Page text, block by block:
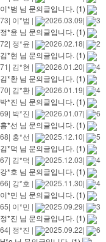
이*범 님 문의글입니다. (1)
73| 이*범 | 2026.03.09|
3
정*윤 님 문의글입니다. (1)
72| 정*윤 | 2026.02.18|
2
김*현 님 문의글입니다. (1)
71| 김*현 | 2026.01.20|
4
김*환 님 문의글입니다. (1)
70| 김*환 | 2026.01.19|
4
박*진 님 문의글입니다. (1)
69| 박*진 | 2026.01.07|
6
홍*선 님 문의글입니다. (1)
68| 홍*선 | 2025.12.10|
5
김*덕 님 문의글입니다. (1)
67| 김*덕 | 2025.12.03|
4
강*호 님 문의글입니다. (1)
66| 강*호 | 2025.11.30|
4
이*민 님 문의글입니다. (1)
65| 이*민 | 2025.09.29|
3
정*진 님 문의글입니다. (1)
64| 정*진 | 2025.09.22|
6